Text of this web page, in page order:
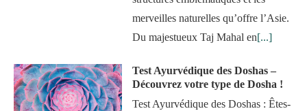
merveilles naturelles qu’offre l’Asie.
Du majestueux Taj Mahal en[...]
Test Ayurvédique des Doshas –
Découvrez votre type de Dosha !
Test Ayurvédique des Doshas : Êtes-